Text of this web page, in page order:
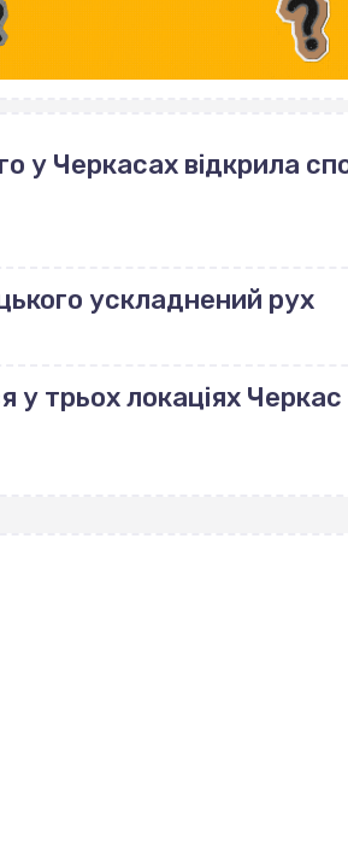
у Черкасах відкрила
ускладнений рух
у трьох локаціях Черкас